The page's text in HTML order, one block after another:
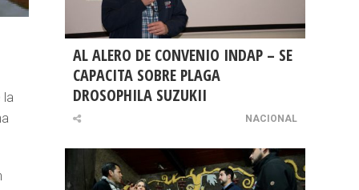
la
AL ALERO DE CONVENIO INDAP – SE
CAPACITA SOBRE PLAGA
DROSOPHILA SUZUKII
NACIONAL